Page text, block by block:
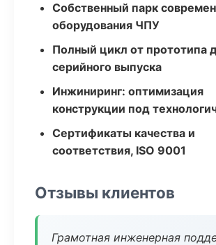
Собственный парк
оборудования ЧПУ
Полный цикл от прототипа
серийного выпуска
Инжиниринг: оптимизация
конструкции под
Сертификаты качества и
соответствия, ISO 9001
Отзывы клиентов
Грамотная инженерная